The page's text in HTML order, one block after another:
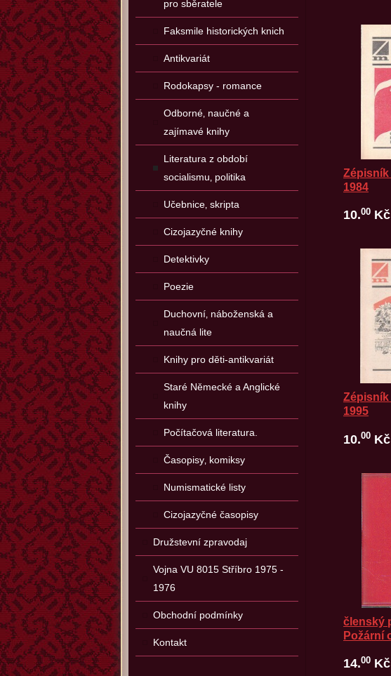
Zépisník
1984
10.00 Kč
1995
10.00 Kč
členský
Požární
14.00 Kč
pro sběratele
Faksmile historických knich
Antikvariát
Rodokapsy - romance
Odborné‚ naučné a
zajímavé knihy
Literatura z období
socialismu‚ politika
Učebnice‚ skripta
Cizojazyčné knihy
Detektivky
Poezie
Duchovní‚ náboženská a
naučná lite
Knihy pro děti-antikvariát
Staré Německé a Anglické
knihy
Počítačová literatura.
Časopisy‚ komiksy
Numismatické listy
Cizojazyčné časopisy
Družstevní zpravodaj
Vojna VU 8015 Stříbro 1975 -
1976
Obchodní podmínky
Kontakt